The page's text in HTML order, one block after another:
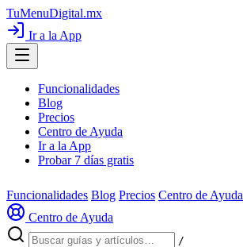
TuMenuDigital.mx
Ir a la App
Funcionalidades
Blog
Precios
Centro de Ayuda
Ir a la App
Probar 7 días gratis
Funcionalidades Blog Precios Centro de Ayuda
Centro de Ayuda
/